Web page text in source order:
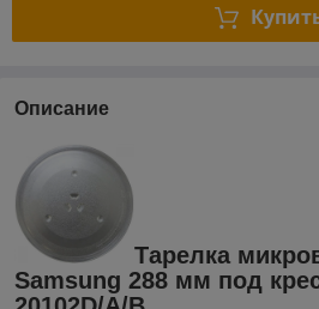
Описание
Тарелка
Samsung 288 мм под